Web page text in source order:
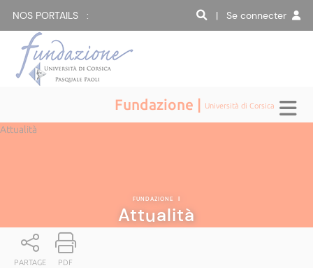
NOS PORTAILS : | Se connecter
Fundazione | Università di Corsica
Attualità
FUNDAZIONE |
Attualità
PARTAGE PDF